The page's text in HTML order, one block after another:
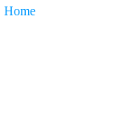
Home